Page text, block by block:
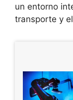
un entorno
transporte y